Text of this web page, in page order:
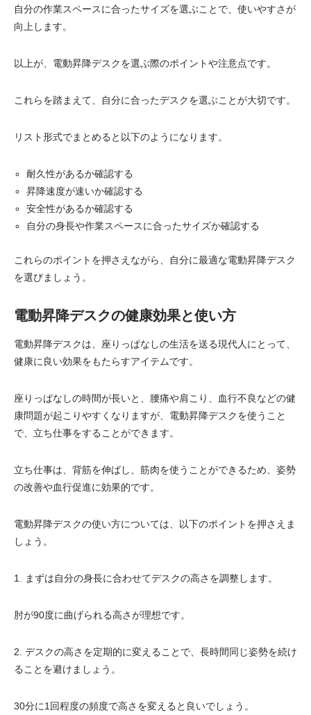
自分の作業スペースに合ったサイズを選ぶことで、使いやすさが
向上します。
以上が、電動昇降デスクを選ぶ際のポイントや注意点です。
これらを踏まえて、自分に合ったデスクを選ぶことが大切です。
リスト形式でまとめると以下のようになります。
耐久性があるか確認する
昇降速度が速いか確認する
安全性があるか確認する
自分の身長や作業スペースに合ったサイズか確認する
これらのポイントを押さえながら、自分に最適な電動昇降デスク
を選びましょう。
電動昇降デスクの健康効果と使い方
電動昇降デスクは、座りっぱなしの生活を送る現代人にとって、
健康に良い効果をもたらすアイテムです。
座りっぱなしの時間が長いと、腰痛や肩こり、血行不良などの健
康問題が起こりやすくなりますが、電動昇降デスクを使うこと
で、立ち仕事をすることができます。
立ち仕事は、背筋を伸ばし、筋肉を使うことができるため、姿勢
の改善や血行促進に効果的です。
電動昇降デスクの使い方については、以下のポイントを押さえま
しょう。
1. まずは自分の身長に合わせてデスクの高さを調整します。
肘が90度に曲げられる高さが理想です。
2. デスクの高さを定期的に変えることで、長時間同じ姿勢を続け
ることを避けましょう。
30分に1回程度の頻度で高さを変えると良いでしょう。